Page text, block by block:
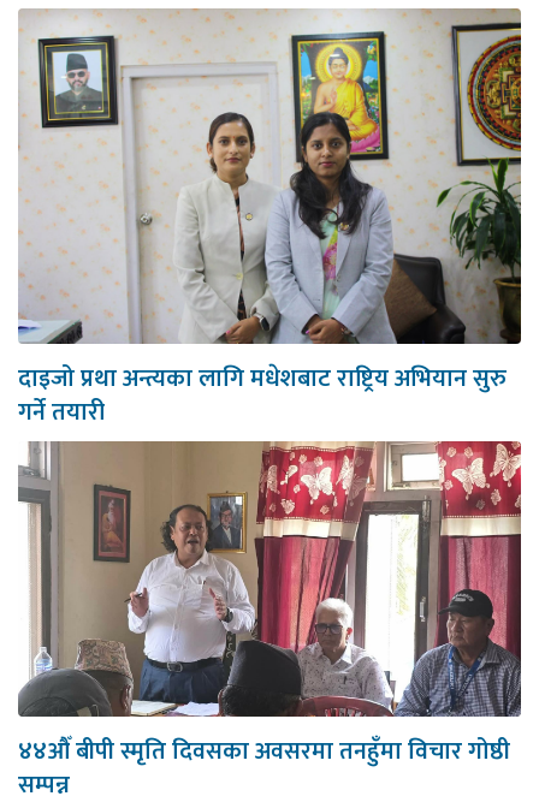
दाइजो प्रथा अन्त्यका लागि मधेशबाट राष्ट्रिय अभियान सुरु
गर्ने तयारी
४४औँ बीपी स्मृति दिवसका अवसरमा तनहुँमा विचार गोष्ठी
सम्पन्न